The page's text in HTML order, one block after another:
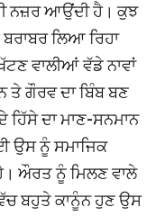
ਨਜ਼ਰ ਆਉਂਦੀ ਹੈ। ਕੁਝ
ਲਿਆ ਰਿਹਾ
ਵਾਲੀਆਂ ਵੱਡੇ ਨਾਵਾਂ
ਗੌਰਵ ਦਾ ਬਿੰਬ ਬਣ
ਦਾ ਮਾਣ-ਸਨਮਾਨ
ਉਸ ਨੂੰ ਸਮਾਜਿਕ
ਔਰਤ ਨੂੰ ਮਿਲਣ ਵਾਲੇ
ਬਹੁਤੇ ਕਾਨੂੰਨ ਹੁਣ ਉਸ